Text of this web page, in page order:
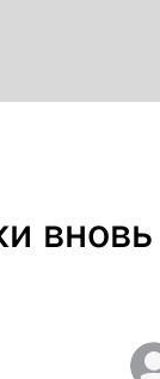
вновь